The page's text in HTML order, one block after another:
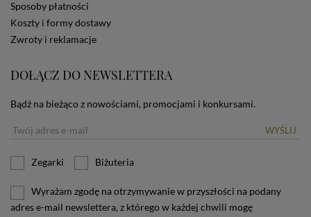
Sposoby płatności
Koszty i formy dostawy
Zwroty i reklamacje
DOŁĄCZ DO NEWSLETTERA
Bądź na bieżąco z nowościami, promocjami i konkursami.
WYŚLIJ
Zegarki Biżuteria
Wyrażam zgodę na otrzymywanie w przyszłości na podany
adres e-mail newslettera, z którego w każdej chwili mogę